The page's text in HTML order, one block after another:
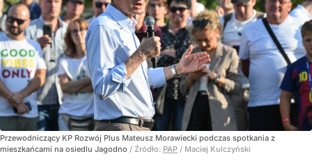
Przewodniczący KP Rozwój Plus Mateusz Morawiecki podczas spotkania z
mieszkańcami na osiedlu Jagodno / Źródło: PAP / Maciej Kulczyński